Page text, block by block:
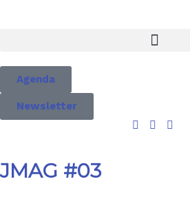
Agenda
Newsletter
JMAG #03